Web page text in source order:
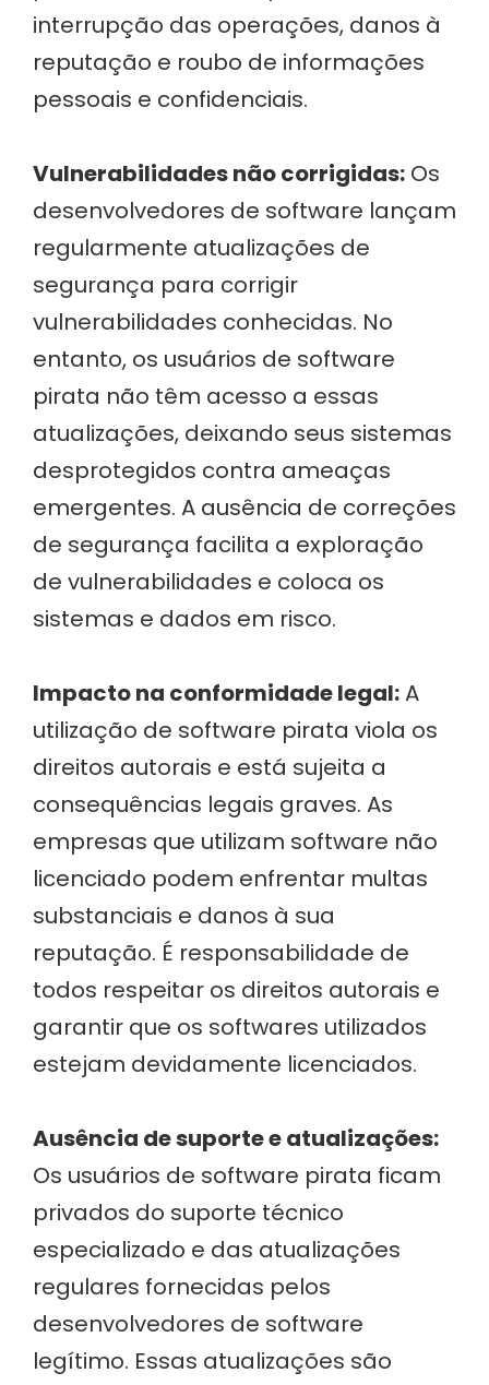
interrupção das operações, danos à
reputação e roubo de informações
pessoais e confidenciais.
Vulnerabilidades não corrigidas: Os
desenvolvedores de software lançam
regularmente atualizações de
segurança para corrigir
vulnerabilidades conhecidas. No
entanto, os usuários de software
pirata não têm acesso a essas
atualizações, deixando seus sistemas
desprotegidos contra ameaças
emergentes. A ausência de correções
de segurança facilita a exploração
de vulnerabilidades e coloca os
sistemas e dados em risco.
Impacto na conformidade legal:A
utilização de software pirata viola os
direitos autorais e está sujeita a
consequências legais graves. As
empresas que utilizam software não
licenciado podem enfrentar multas
substanciais e danos à sua
reputação. É responsabilidade de
todos respeitar os direitos autorais e
garantir que os softwares utilizados
estejam devidamente licenciados.
Ausência de suporte e atualizações:
Os usuários de software pirata ficam
privados do suporte técnico
especializado e das atualizações
regulares fornecidas pelos
desenvolvedores de software
legítimo. Essas atualizações são